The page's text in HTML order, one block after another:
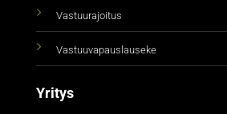
Vastuurajoitus
Vastuuvapauslauseke
Yritys